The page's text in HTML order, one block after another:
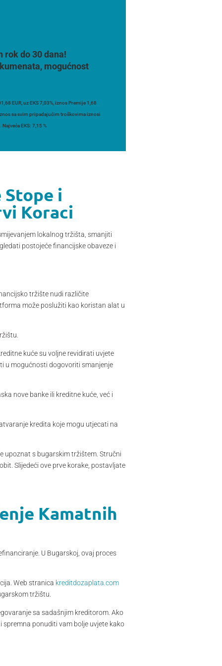
rok do 30 dana!
mogućnost
EUR, uz EKS 7,03%, iznos Premije 1,68
sa svim pripadajućim troškovima iznosi
EKS: 7,15 %
i
Koraci
lokalnog tržišta, smanjiti
postojeće financijske obaveze i
tržište nudi različite
može poslužiti kao koristan alat u
kuće su voljne revidirati uvjete
u mogućnosti dogovoriti smanjenje
nove banke ili kreditne kuće, već i
kredita koje mogu utjecati na
upoznat s bugarskim tržištem. Stručni
Slijedeći ove prve korake, postavljate
Kamatnih
U Bugarskoj, ovaj proces
Web stranica kreditdozaplata.com
tržištu.
sa sadašnjim kreditorom. Ako
ponuditi vam bolje uvjete kako